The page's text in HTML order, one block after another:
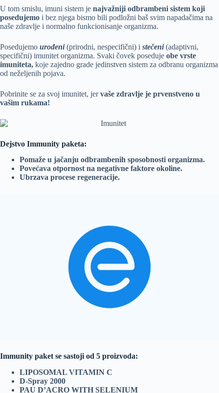
U tom smislu, imuni sistem je najvažniji odbrambeni sistem koji
posedujemo i bez njega bismo bili podložni baš svim napadačima na
naše zdravlje i normalno funkcionisanje organizma.
Posedujemo urođeni(prirodni, nespecifični) i stečeni (adaptivni,
specifični) imunitet organizma. Svaki čovek poseduje obe vrste
imuniteta, koje zajedno grade jedinstven sistem za odbranu organizma
od neželjenih pojava.
Pobrinite se za svoj imunitet, jervaše zdravlje je prvenstveno u
vašim rukama!
Dejstvo Immunity paketa:
Pomaže u jačanju odbrambenih sposobnosti organizma.
Povećava otpornost na negativne faktore okoline.
Ubrzava procese regeneracije.
Immunity paket se sastoji od 5 proizvoda:
LIPOSOMAL VITAMIN C
D-Spray 2000
PAU D’ACRO WITH SELENIUM